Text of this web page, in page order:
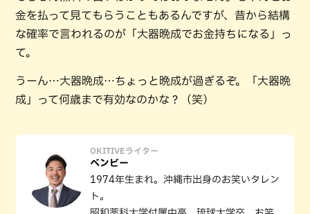
金を払って見てもらうこともあるんですが、昔から結構
な確率で言われるのが「大器晩成でお金持ちになる」っ
て。
うーん…大器晩成…ちょっと晩成が過ぎるぞ。「大器晩
成」って何歳まで有効なのかな？（笑）
OKITIVEライター
ベンビー
1974年生まれ。沖縄市出身のお笑いタレン
ト。